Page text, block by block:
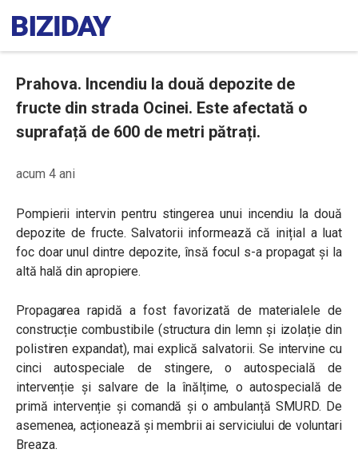
Prahova. Incendiu la două depozite de
fructe din strada Ocinei. Este afectată o
suprafață de 600 de metri pătrați.
acum 4 ani
Pompierii intervin pentru stingerea unui incendiu la două
depozite de fructe. Salvatorii informează că inițial a luat
foc doar unul dintre depozite, însă focul s-a propagat și la
altă hală din apropiere.
Propagarea rapidă a fost favorizată de materialele de
construcție combustibile (structura din lemn și izolație din
polistiren expandat), mai explică salvatorii. Se intervine cu
cinci autospeciale de stingere, o autospecială de
intervenție și salvare de la înălțime, o autospecială de
primă intervenție și comandă și o ambulanță SMURD. De
asemenea, acționează și membrii ai serviciului de voluntari
Breaza.